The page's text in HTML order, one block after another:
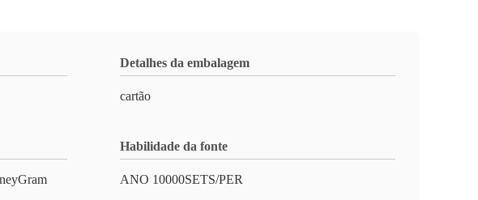
Detalhes da embalagem
cartão
Habilidade da fonte
ANO 10000SETS/PER